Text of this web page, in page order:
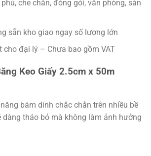
che chắn, đóng gói, văn phòng, sản
sẵn kho giao ngay số lượng lớn
cho đại lý – Chưa bao gồm VAT
Keo Giấy 2.5cm x 50m
bám dính chắc chắn trên nhiều bề
dàng tháo bỏ mà không làm ảnh hưởng